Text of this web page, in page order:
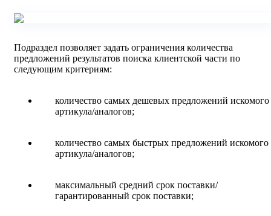
Подраздел позволяет задать ограничения количества
предложений результатов поиска клиентской части по
следующим критериям:
количество самых дешевых предложений искомого
артикула/аналогов;
количество самых быстрых предложений искомого
артикула/аналогов;
максимальный средний срок поставки/
гарантированный срок поставки;